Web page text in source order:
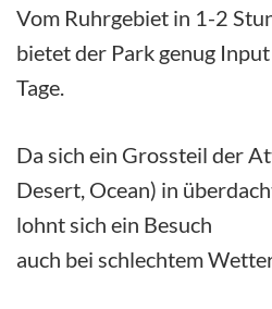
Vom Ruhrgebiet in 1-2
bietet der Park genug
Tage.
Da sich ein Grossteil der
Desert, Ocean) in
lohnt sich ein Besuch
auch bei schlechtem